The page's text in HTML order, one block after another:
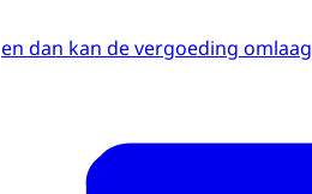
en dan kan de vergoeding omlaag